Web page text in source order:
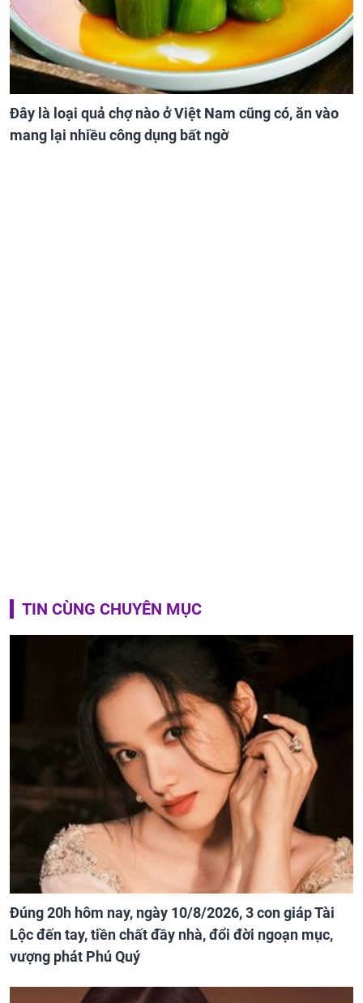
Đây là loại quả chợ nào ở Việt Nam cũng có, ăn vào
mang lại nhiều công dụng bất ngờ
TIN CÙNG CHUYÊN MỤC
Đúng 20h hôm nay, ngày 10/8/2026, 3 con giáp Tài
Lộc đến tay, tiền chất đầy nhà, đổi đời ngoạn mục,
vượng phát Phú Quý